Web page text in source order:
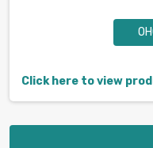
Click here to view